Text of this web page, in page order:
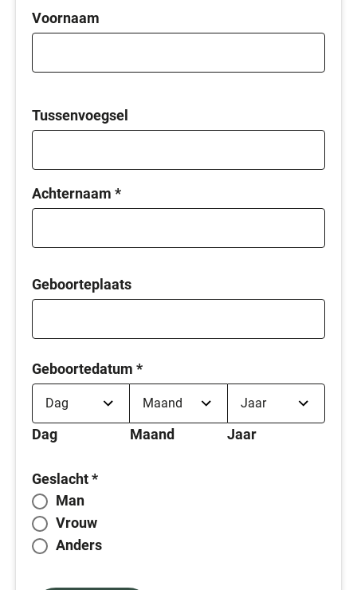
Voornaam
Tussenvoegsel
Achternaam *
Geboorteplaats
Geboortedatum *
Dag Maand Jaar
Geslacht*
Man
Vrouw
Anders